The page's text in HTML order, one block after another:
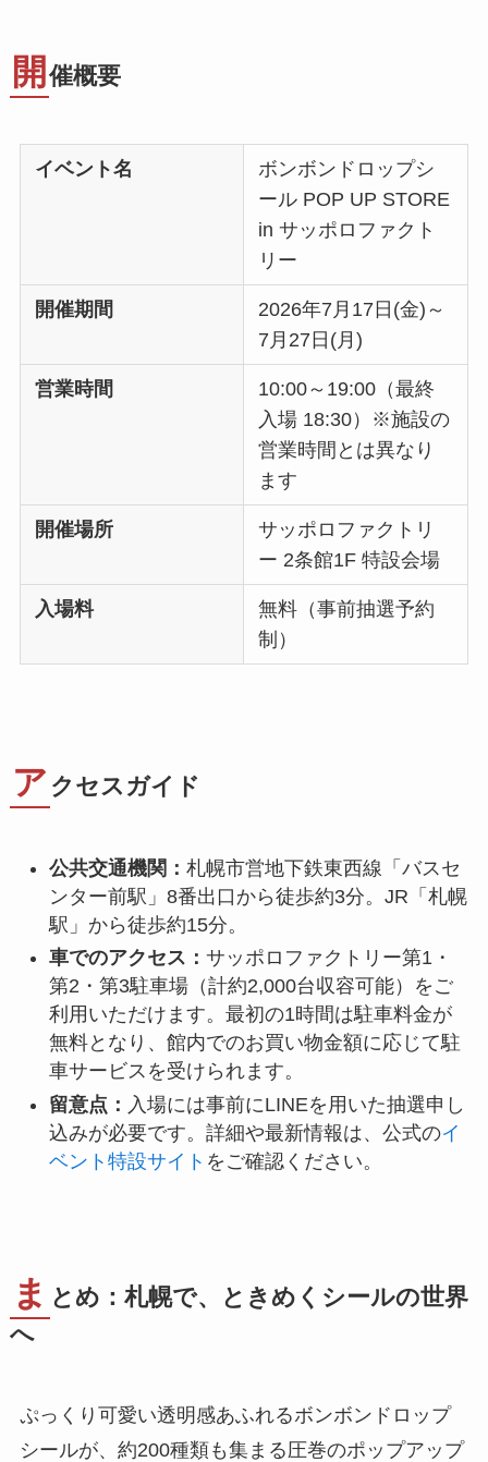
開 催概要
イベント名
ボンボンドロップシ
ール POP UP STORE
in サッポロファクト
リー
開催期間
2026年7月17日(金)～
7月27日(月)
営業時間
10:00～19:00（最終
入場 18:30）※施設の
営業時間とは異なり
ます
開催場所
サッポロファクトリ
ー 2条館1F 特設会場
入場料
無料（事前抽選予約
制）
ア クセスガイド
公共交通機関： 札幌市営地下鉄東西線「バスセ
ンター前駅」8番出口から徒歩約3分。JR「札幌
駅」から徒歩約15分。
車でのアクセス： サッポロファクトリー第1・
第2・第3駐車場（計約2,000台収容可能）をご
利用いただけます。最初の1時間は駐車料金が
無料となり、館内でのお買い物金額に応じて駐
車サービスを受けられます。
留意点： 入場には事前にLINEを用いた抽選申し
込みが必要です。詳細や最新情報は、公式のイ
ベント特設サイト をご確認ください。
ま とめ：札幌で、ときめくシールの世界
へ
ぷっくり可愛い透明感あふれるボンボンドロップ
シールが、約200種類も集まる圧巻のポップアップ